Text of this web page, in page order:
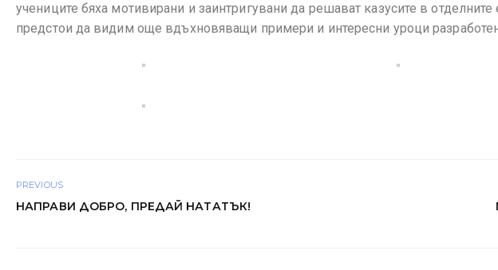
учениците бяха мотивирани и заинтригувани да решават казусите в
предстои да видим още вдъхновяващи примери и интересни уроци
PREVIOUS
НАПРАВИ ДОБРО, ПРЕДАЙ НАТАТЪК!